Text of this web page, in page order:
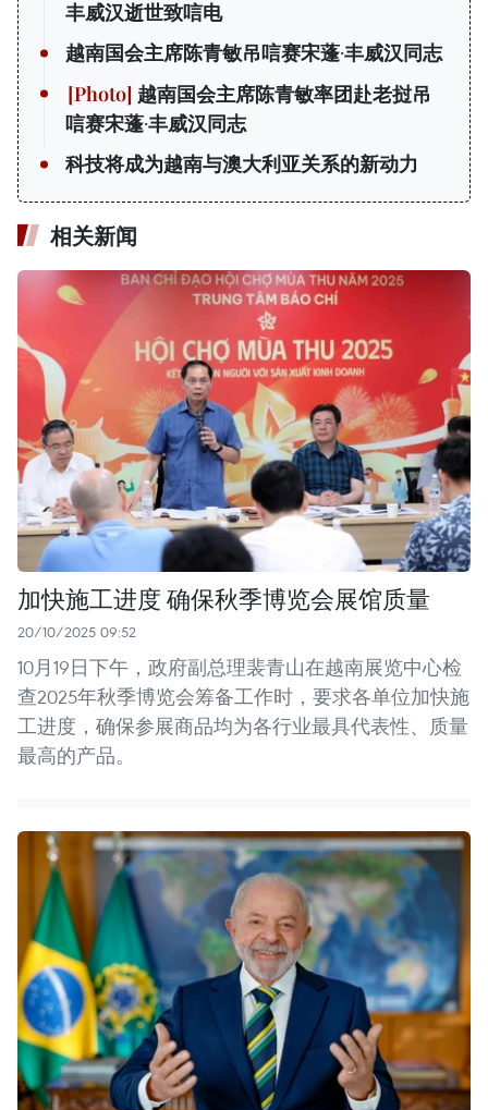
丰威汉逝世致唁电
越南国会主席陈青敏吊唁赛宋蓬·丰威汉同志
越南国会主席陈青敏率团赴老挝吊
唁赛宋蓬·丰威汉同志
科技将成为越南与澳大利亚关系的新动力
相关新闻
加快施工进度 确保秋季博览会展馆质量
20/10/2025 09:52
10月19日下午，政府副总理裴青山在越南展览中心检
查2025年秋季博览会筹备工作时，要求各单位加快施
工进度，确保参展商品均为各行业最具代表性、质量
最高的产品。